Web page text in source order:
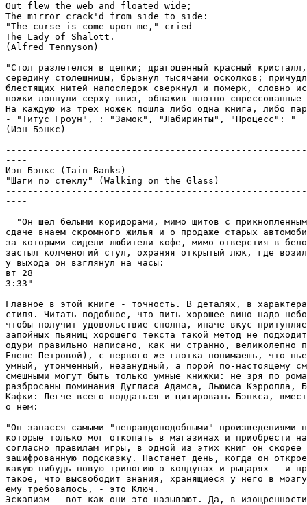
Out flew the web and floated wide;
The mirror crack'd from side to side:
"The curse is come upon me," cried
The Lady of Shalott.
(Alfred Tennyson)
"Стол разлетелся в щепки; драгоценный красный
середину столешницы, брызнул тысячами осколков;
блестящих нитей напоследок сверкнул и померк, словно
ножки лопнули серху вниз, обнажив плотно спрессованные
На каждую из трех ножек пошла либо одна книга, либо
- "Титус Гроун", : "Замок", "Лабиринты", "Процесс": "
(Иэн Бэнкс)
----
Иэн Бэнкс (Iain Banks)
"Шаги по стеклу" (Walking on the Glass)
----
"Он шел белыми коридорами, мимо щитов с
сдаче внаем скромного жилья и о продаже старых
за которыми сидели любители кофе, мимо отверстия в
застыл колченогий стул, охраняя открытый люк, где
у выхода он взглянул на часы:
вт 28
3:33"
Главное в этой книге - точность. В деталях, в
стиля. Читать подобное, что пить хорошее вино надо
чтобы получит удовольствие сполна, иначе вкус
запойных пьяниц хорошего текста такой метод не
одури правильно написано, как ни странно, великолепно
Елене Петровой), с первого же глотка понимаешь, что
умный, утонченный, незанудный, а порой по-настоящему
смешными могут быть только умные книжки: не зря по
разбросаны поминания Дугласа Адамса, Льюиса Кэрролла,
Кафки: Легче всего поддаться и цитировать Бэнкса,
о нем:
"Он запасся самыми "неправдоподобными" произведениями
которые только мог откопать в магазинах и приобрести
согласно правилам игры, в одной из этих книг он скорее
зашифрованную подсказку. Настанет день, когда он
какую-нибудь новую трилогию о колдунах и рыцарях - и
такое, что высвободит знания, хранящиеся у него в
ему требовалось, - это Ключ.
Эскапизм - вот как они это называют. Да, в